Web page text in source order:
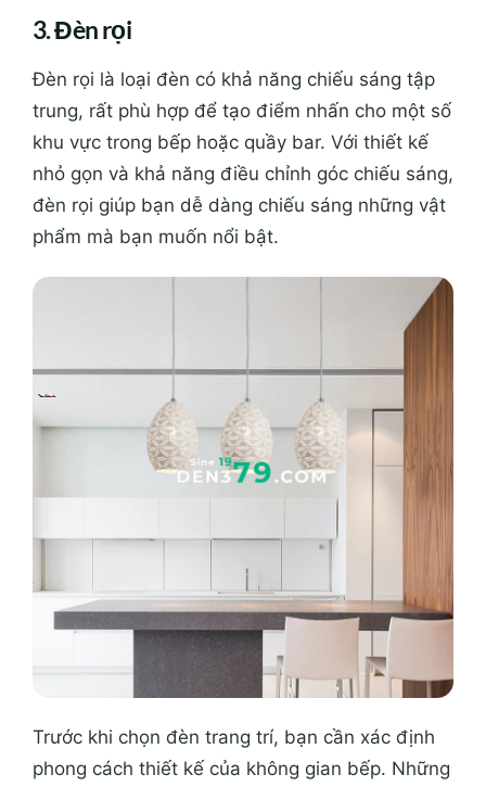
3. Đèn rọi
Đèn rọi là loại đèn có khả năng chiếu sáng tập
trung, rất phù hợp để tạo điểm nhấn cho một số
khu vực trong bếp hoặc quầy bar. Với thiết kế
nhỏ gọn và khả năng điều chỉnh góc chiếu sáng,
đèn rọi giúp bạn dễ dàng chiếu sáng những vật
phẩm mà bạn muốn nổi bật.
Trước khi chọn đèn trang trí, bạn cần xác định
phong cách thiết kế của không gian bếp. Những